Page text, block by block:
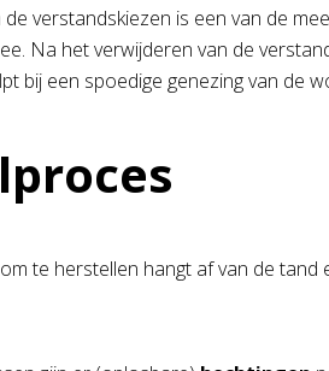
de verstandskiezen is een van de
Na het verwijderen van de
bij een spoedige genezing van de
te herstellen hangt af van de